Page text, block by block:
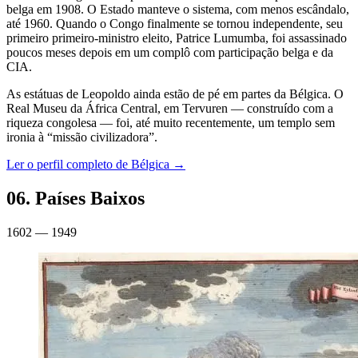
belga em 1908. O Estado manteve o sistema, com menos escândalo,
até 1960. Quando o Congo finalmente se tornou independente, seu
primeiro primeiro-ministro eleito, Patrice Lumumba, foi assassinado
poucos meses depois em um complô com participação belga e da
CIA.
As estátuas de Leopoldo ainda estão de pé em partes da Bélgica. O
Real Museu da África Central, em Tervuren — construído com a
riqueza congolesa — foi, até muito recentemente, um templo sem
ironia à “missão civilizadora”.
Ler o perfil completo de Bélgica →
06. Países Baixos
1602 — 1949